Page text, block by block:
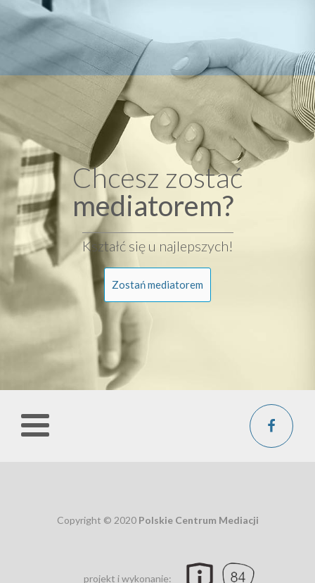
Chcesz zostać
mediatorem?
Kształć się u najlepszych!
Zostań mediatorem
Copyright © 2020 Polskie Centrum Mediacji
projekt i wykonanie: